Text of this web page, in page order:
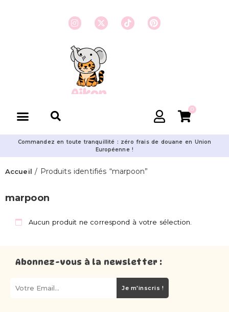
0
Commandez en toute tranquillité : zéro frais de douane en Union
Européenne !
Accueil / Produits identifiés “marpoon”
marpoon
Aucun produit ne correspond à votre sélection.
Abonnez-vous à la newsletter :
Je m'inscris !